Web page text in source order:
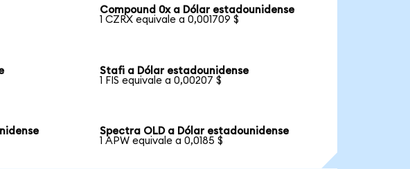
Compound 0x a Dólar estadounidense
1 CZRX equivale a 0,001709 $
Stafi a Dólar estadounidense
1 FIS equivale a 0,00207 $
Spectra OLD a Dólar estadounidense
1 APW equivale a 0,0185 $